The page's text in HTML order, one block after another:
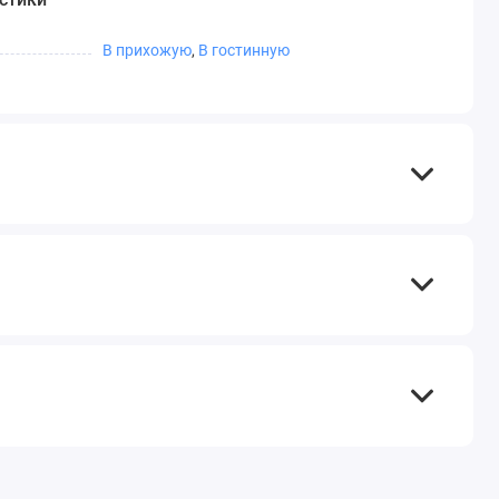
В прихожую, В гостинную